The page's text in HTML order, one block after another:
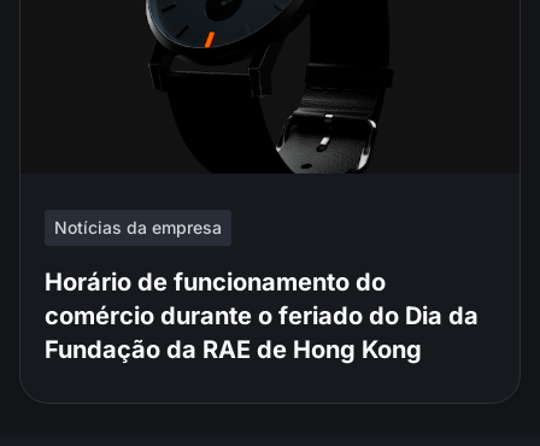
Notícias da empresa
Horário de funcionamento do
comércio durante o feriado do Dia da
Fundação da RAE de Hong Kong